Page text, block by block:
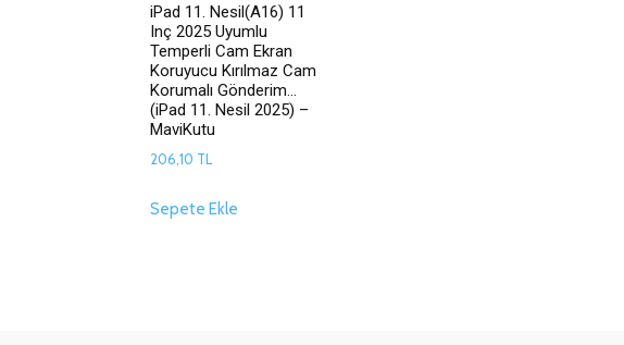
iPad 11. Nesil(A16) 11
Inç 2025 Uyumlu
Temperli Cam Ekran
Koruyucu Kırılmaz Cam
Korumalı Gönderim…
(iPad 11. Nesil 2025) –
MaviKutu
206,10 TL
Sepete Ekle